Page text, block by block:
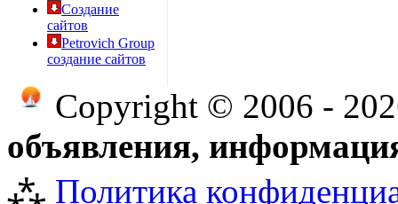
Создание
сайтов
Petrovich Group
создание сайтов
Copyright © 2006 -
объявления,
⁂ Политика